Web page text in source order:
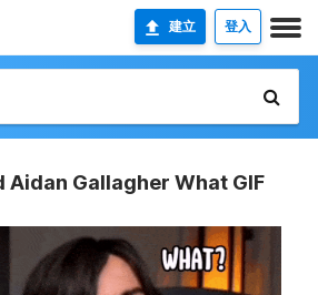
建立 登入
Aidan Gallagher What GIF